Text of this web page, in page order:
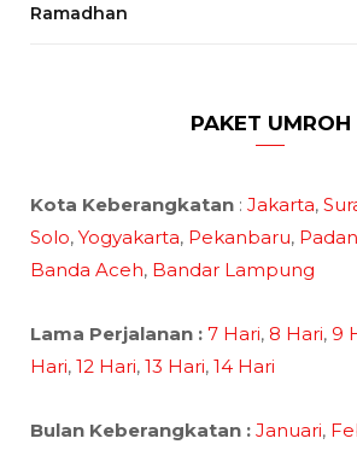
Ramadhan
PAKET UMROH
Kota Keberangkatan : Jakarta,
Solo, Yogyakarta, Pekanbaru,
Banda Aceh, Bandar Lampung
Lama Perjalanan : 7 Hari, 8 Hari, 9
Hari, 12 Hari, 13 Hari, 14 Hari
Bulan Keberangkatan : Januari,